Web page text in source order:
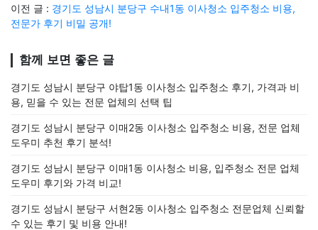
이전 글 : 경기도 성남시 분당구 수내1동 이사청소 입주청소 비용,
전문가 후기 비밀 공개!
함께 보면 좋은 글
경기도 성남시 분당구 야탑1동 이사청소 입주청소 후기, 가격과 비
용, 믿을 수 있는 전문 업체의 선택 팁
경기도 성남시 분당구 이매2동 이사청소 입주청소 비용, 전문 업체
도우미 추천 후기 분석!
경기도 성남시 분당구 이매1동 이사청소 비용, 입주청소 전문 업체
도우미 후기와 가격 비교!
경기도 성남시 분당구 서현2동 이사청소 입주청소 전문업체 신뢰할
수 있는 후기 및 비용 안내!